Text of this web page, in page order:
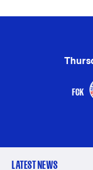
FCK
LATEST NEWS